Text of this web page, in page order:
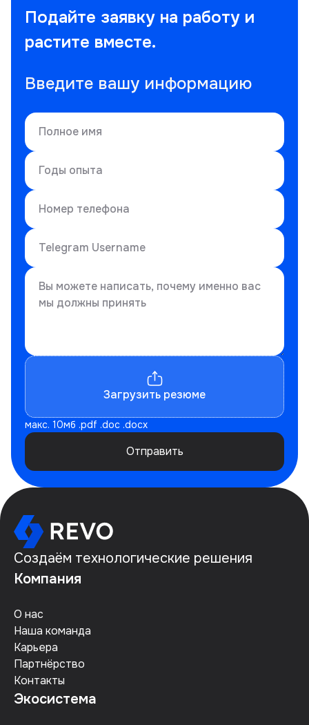
Подайте заявку на работу и
растите вместе.
Введите вашу информацию
Загрузить резюме
макс. 10мб .pdf .doc .docx
Отправить
Создаём технологические решения
Компания
О нас
Наша команда
Карьера
Партнёрство
Контакты
Экосистема